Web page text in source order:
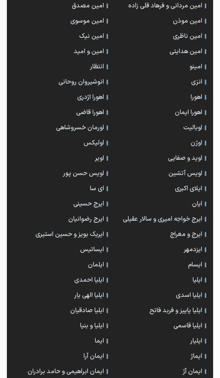
امین مردانی و فرهاد قلی زاده
امین مصدق
امین موذن
امین موسوی
امین ناظری
امین نیک
امین هدایتی
امین و امید
امینو
انتظار
انزی
انوشیروان روحانی
اهورا
اهورا اژدری
اهورا ایمان
اهورا قاضی
اوبالیت
اورمان خسروشاهی
اوژن
اولیکس
اوید و صفایی
اویر
اویس آتشین
اویس حسن پور
ايلاى اكبرى
ای سا
ایان
ایرج حسینی
ایرج خواجه امیری و سالار عقیلی
ایرج رضوانیان
ایرج و معراج
ایریک بویز و حسین استیری
ایزدمهر
ایساتیس
ایسام
ایلمان
ایلیا
ایلیا احمدی
ایلیا اسدی
ایلیا الهی یار
ایلیا پاییز و فربد فاتح
ایلیا صادقیان
ایلیا قاسمی
ایلیا و بنیا
ایلیار
ایما
ایماژ
ایمان آرا
ایمان آژ
ایمان ابراهیمی و حامد برادران